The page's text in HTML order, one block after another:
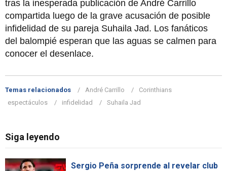
tras la inesperada publicación de André Carrillo
compartida luego de la grave acusación de posible
infidelidad de su pareja Suhaila Jad. Los fanáticos
del balompié esperan que las aguas se calmen para
conocer el desenlace.
Temas relacionados André Carrillo
Corinthians
espectáculos
infidelidad Suhaila Jad
Siga leyendo
Sergio Peña sorprende al revelar club